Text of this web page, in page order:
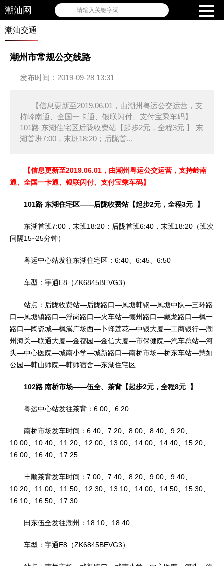
潮汕网 请输入关键字词
潮汕交通
潮州市常规公交线路
发布时间：2019-09-28 13:31
【信息更新至2019.06.01，由潮州粤运公交运营，支
持岭南通、全国一卡通、银联闪付、支付宝乘车码】
101路 东湖住宅区后陇收费站【起步2元，全程3元 】 东
湖首班7:00，末班18:20；后陇首...
【信息更新至2019.06.01，由潮州粤运公交运营，支持岭南
通、全国一卡通、银联闪付、支付宝乘车码】
101路 东湖住宅区——后陇收费站【起步2元，全程3元 】
东湖首班7:00，末班18:20；后陇首班6:40，末班18:20（班次
间隔15~25分钟）
粤运中心站发往东湖住宅区：6:40、6:45、6:50
车型：宇通E8（ZK6845BEVG3）
站点：后陇收费站—后陇路口—凤塘韩钢—凤塘中队—三环路
口—凤塘镇路口—浮岗路口—火车站—德州路口—藏龙路口—枫一
路口—陶瓷城—枫溪广场西—卜蜂莲花—中银大厦—工商银行—潮
州海关—联通大厦—金都园—金信大厦—市保健院—汽车总站—河
头—中心医院—城南小学—城新路口—南桥市场—桥东车站—慧如
公园—韩山师院—韩师宿舍—东湖住宅区
102路 南桥市场——伍全、茶背【起步2元，全程8元 】
粤运中心站发往茶背：6:00、6:20
南桥市场发车时间：6:40、7:20、8:00、8:40、9:20、
10:00、10:40、11:20、12:00、13:00、14:00、14:40、15:20、
16:00、16:40、17:25
丰顺茶背发车时间：7:00、7:40、8:20、9:00、9:40、
10:20、11:00、11:50、12:30、13:10、14:00、14:50、15:30、
16:10、16:50、17:30
田东伍全发往潮州：18:10、18:40
车型：宇通E8（ZK6845BEVG3）